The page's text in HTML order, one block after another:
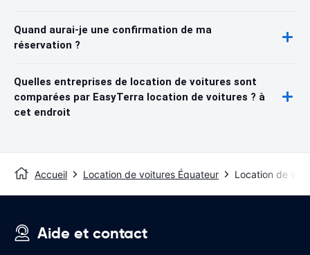
Quand aurai-je une confirmation de ma
réservation ?
Quelles entreprises de location de voitures sont
comparées par EasyTerra location de voitures ? à
cet endroit
Accueil Location de voitures Équateur Location de
Aide et contact